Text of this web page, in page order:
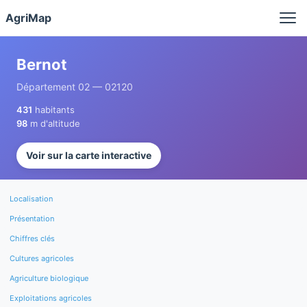
AgriMap
Bernot
Département 02 — 02120
431 habitants
98 m d'altitude
Voir sur la carte interactive
Localisation
Présentation
Chiffres clés
Cultures agricoles
Agriculture biologique
Exploitations agricoles